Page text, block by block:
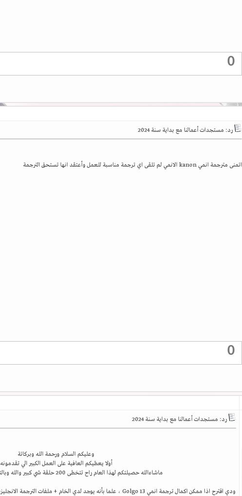
0
رد: مستجدات أعمالنا مع بداية سنة 2024
اتمنى مترجمة انمي kanon الانمي لم تلقى اي ترجمة مناسبة للعمل وأعتقد انها تستحق الترجمة
0
رد: مستجدات أعمالنا مع بداية سنة 2024
وعليكم السلام ورحمة الله وبركاتة
أولا يعطيكم العافية على العمل الكبير الي تقدمونه
ماشاءالله حصيلتكم لهذا العام راح تتخطى 200 حلقة شي كبير والله وبالتوفيق بالاعمال القادمة